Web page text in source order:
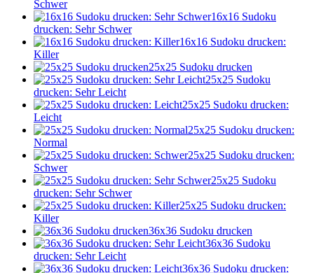
Schwer
16x16 Sudoku
drucken: Sehr Schwer
16x16 Sudoku drucken:
Killer
25x25 Sudoku drucken
25x25 Sudoku
drucken: Sehr Leicht
25x25 Sudoku drucken:
Leicht
25x25 Sudoku drucken:
Normal
25x25 Sudoku drucken:
Schwer
25x25 Sudoku
drucken: Sehr Schwer
25x25 Sudoku drucken:
Killer
36x36 Sudoku drucken
36x36 Sudoku
drucken: Sehr Leicht
36x36 Sudoku drucken: